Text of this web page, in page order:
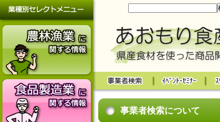
事業者検索について